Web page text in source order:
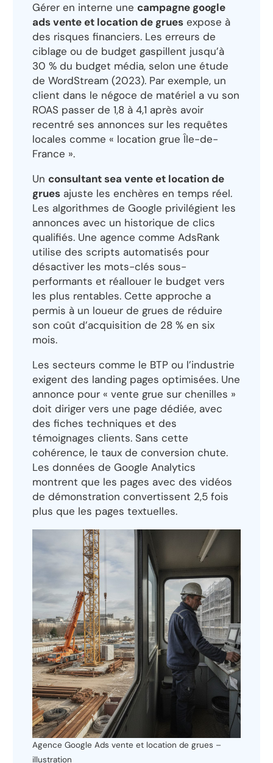
Gérer en interne une campagne google
ads vente et location de grues expose à
des risques financiers. Les erreurs de
ciblage ou de budget gaspillent jusqu’à
30 % du budget média, selon une étude
de WordStream (2023). Par exemple, un
client dans le négoce de matériel a vu son
ROAS passer de 1,8 à 4,1 après avoir
recentré ses annonces sur les requêtes
locales comme « location grue Île-de-
France ».
Un consultant sea vente et location de
grues ajuste les enchères en temps réel.
Les algorithmes de Google privilégient les
annonces avec un historique de clics
qualifiés. Une agence comme AdsRank
utilise des scripts automatisés pour
désactiver les mots-clés sous-
performants et réallouer le budget vers
les plus rentables. Cette approche a
permis à un loueur de grues de réduire
son coût d’acquisition de 28 % en six
mois.
Les secteurs comme le BTP ou l’industrie
exigent des landing pages optimisées. Une
annonce pour « vente grue sur chenilles »
doit diriger vers une page dédiée, avec
des fiches techniques et des
témoignages clients. Sans cette
cohérence, le taux de conversion chute.
Les données de Google Analytics
montrent que les pages avec des vidéos
de démonstration convertissent 2,5 fois
plus que les pages textuelles.
Agence Google Ads vente et location de grues –
illustration